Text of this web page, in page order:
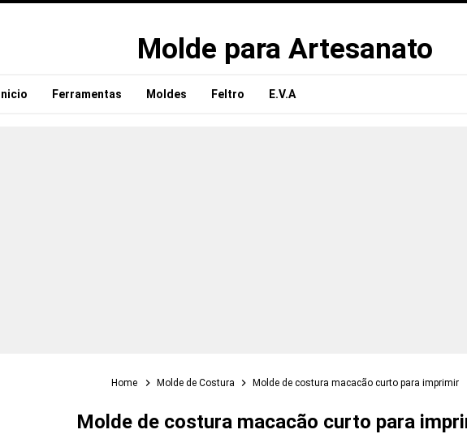
Molde para Artesanato
Inicio Ferramentas Moldes Feltro E.V.A
Home Molde de Costura Molde de costura macacão curto para imprimir
Molde de costura macacão curto para